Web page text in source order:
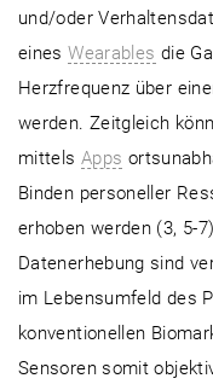
und/oder
einesWearables die
Herzfrequenz über
werden. Zeitgleich
mittels Apps
Binden personeller
erhoben werden (3, 5-
Datenerhebung sind
im Lebensumfeld des
konventionellen
Sensoren somit